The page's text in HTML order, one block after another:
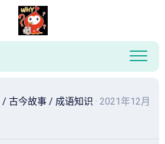
/ 古今故事 / 成语知识 · 2021年12月